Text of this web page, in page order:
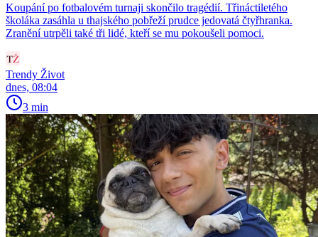
Koupání po fotbalovém turnaji skončilo tragédií. Třináctiletého
školáka zasáhla u thajského pobřeží prudce jedovatá čtyřhranka.
Zranění utrpěli také tři lidé, kteří se mu pokoušeli pomoci.
Trendy Život
dnes, 08:04
3 min